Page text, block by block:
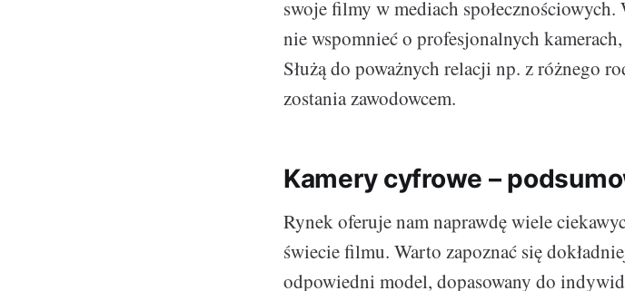
swoje filmy w mediach
nie wspomnieć o profesjonalnych
Służą do poważnych relacji np. z różnego
zostania zawodowcem.
Kamery cyfrowe –
Rynek oferuje nam naprawdę wiele
świecie filmu. Warto zapoznać się
odpowiedni model, dopasowany do